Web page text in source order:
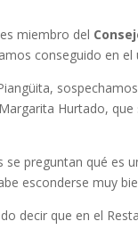
miembro del
conseguido en
Hurtado,
se preguntan qué es
esconderse muy
decir que en el